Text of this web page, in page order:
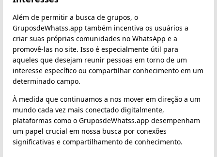
Além de permitir a busca de grupos, o
GruposdeWhatss.app também incentiva os usuários a
criar suas próprias comunidades no WhatsApp e a
promovê-las no site. Isso é especialmente útil para
aqueles que desejam reunir pessoas em torno de um
interesse específico ou compartilhar conhecimento em um
determinado campo.
À medida que continuamos a nos mover em direção a um
mundo cada vez mais conectado digitalmente,
plataformas como o GruposdeWhatss.app desempenham
um papel crucial em nossa busca por conexões
significativas e compartilhamento de conhecimento.